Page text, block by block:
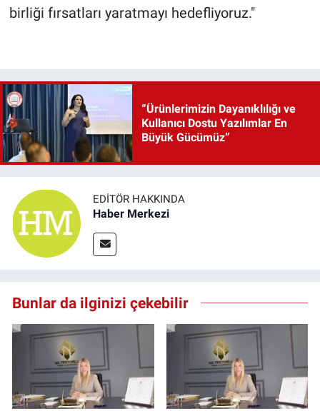
birliği fırsatları yaratmayı hedefliyoruz."
“Ürünlerimizin Dayanıklılığı ve
Kullanıcı Dostu Yazılımlar En
Büyük Gücümüz”
EDITÖR HAKKINDA
Haber Merkezi
Bunlar da ilginizi çekebilir